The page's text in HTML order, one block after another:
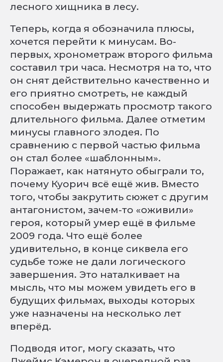
лесного хищника в лесу.
Теперь, когда я обозначила плюсы,
хочется перейти к минусам. Во-
первых, хронометраж второго фильма
составил три часа. Несмотря на то, что
он снят действительно качественно и
его приятно смотреть, не каждый
способен выдержать просмотр такого
длительного фильма. Далее отметим
минусы главного злодея. По
сравнению с первой частью фильма
он стал более «шаблонным».
Поражает, как натянуто обыграли то,
почему Куорич всё ещё жив. Вместо
того, чтобы закрутить сюжет с другим
антагонистом, зачем-то «оживили»
героя, который умер ещё в фильме
2009 года. Что ещё более
удивительно, в конце сиквела его
судьбе тоже не дали логического
завершения. Это наталкивает на
мысль, что мы можем увидеть его в
будущих фильмах, выходы которых
уже назначены на несколько лет
вперёд.
Подводя итог, могу сказать, что